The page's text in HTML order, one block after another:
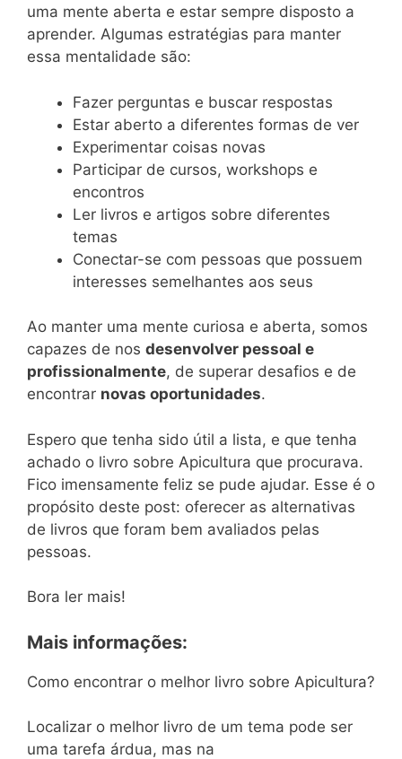
uma mente aberta e estar sempre disposto a
aprender. Algumas estratégias para manter
essa mentalidade são:
Fazer perguntas e buscar respostas
Estar aberto a diferentes formas de ver
Experimentar coisas novas
Participar de cursos, workshops e
encontros
Ler livros e artigos sobre diferentes
temas
Conectar-se com pessoas que possuem
interesses semelhantes aos seus
Ao manter uma mente curiosa e aberta, somos
capazes de nos desenvolver pessoal e
profissionalmente, de superar desafios e de
encontrar novas oportunidades.
Espero que tenha sido útil a lista, e que tenha
achado o livro sobre Apicultura que procurava.
Fico imensamente feliz se pude ajudar. Esse é o
propósito deste post: oferecer as alternativas
de livros que foram bem avaliados pelas
pessoas.
Bora ler mais!
Mais informações:
Como encontrar o melhor livro sobre Apicultura?
Localizar o melhor livro de um tema pode ser
uma tarefa árdua, mas na